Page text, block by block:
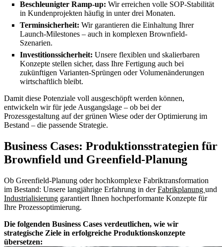
Beschleunigter Ramp-up: Wir erreichen volle SOP-Stabilität
in Kundenprojekten häufig in unter drei Monaten.
Terminsicherheit: Wir garantieren die Einhaltung Ihrer
Launch-Milestones – auch in komplexen Brownfield-
Szenarien.
Investitionssicherheit: Unsere flexiblen und skalierbaren
Konzepte stellen sicher, dass Ihre Fertigung auch bei
zukünftigen Varianten-Sprüngen oder Volumenänderungen
wirtschaftlich bleibt.
Damit diese Potenziale voll ausgeschöpft werden können,
entwickeln wir für jede Ausgangslage – ob bei der
Prozessgestaltung auf der grünen Wiese oder der Optimierung im
Bestand – die passende Strategie.
Business Cases: Produktionsstrategien für
Brownfield und Greenfield-Planung
Ob Greenfield-Planung oder hochkomplexe Fabriktransformation
im Bestand: Unsere langjährige Erfahrung in derFabrikplanung und
Industrialisierung garantiert Ihnen hochperformante Konzepte für
Ihre Prozessoptimierung.
Die folgenden Business Cases verdeutlichen, wie wir
strategische Ziele in erfolgreiche Produktionskonzepte
übersetzen: